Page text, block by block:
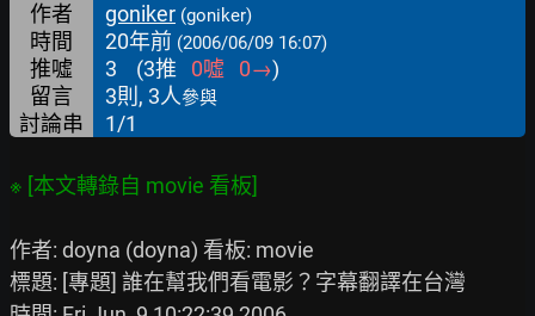
作者 goniker (goniker)
時間 20年前 (2006/06/09 16:07)
推噓 3 (3推 0噓 0→)
留言
3則, 3人參與
討論串 1/1
作者: doyna (doyna) 看板: movie
標題: [專題] 誰在幫我們看電影？字幕翻譯在台灣